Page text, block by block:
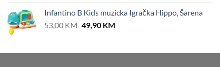
was:
35,90 KM.
is:
29,90 KM.
Infantino B Kids muzicka Igračka Hippo, Šarena
53,00KM Original
53,00 KM.
49,90 KMCurrent
49,90 KM.